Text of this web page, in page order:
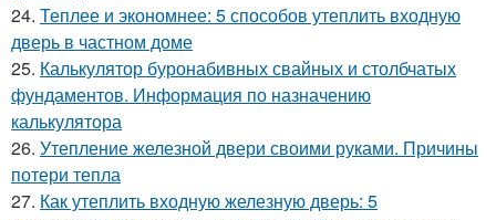
24. Теплее и экономнее: 5 способов утеплить входную
дверь в частном доме
25. Калькулятор буронабивных свайных и столбчатых
фундаментов. Информация по назначению
калькулятора
26. Утепление железной двери своими руками. Причины
потери тепла
27. Как утеплить входную железную дверь: 5